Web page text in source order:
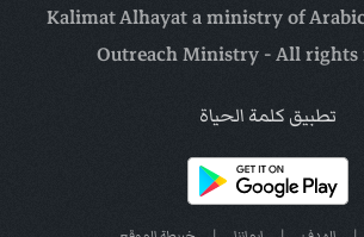
Outreach Ministry- All rights
تطبيق كلمة الحياة